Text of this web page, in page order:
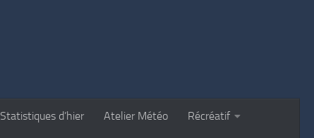
Statistiques d’hier Atelier Météo Récréatif